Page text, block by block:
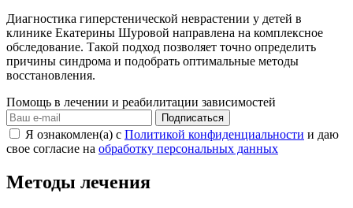
Диагностика гиперстенической неврастении у детей в
клинике Екатерины Шуровой направлена на комплексное
обследование. Такой подход позволяет точно определить
причины синдрома и подобрать оптимальные методы
восстановления.
Помощь в лечении и реабилитации зависимостей
Подписаться
Я ознакомлен(а) с Политикой конфиденциальности и даю
свое согласие на обработку персональных данных
Методы лечения